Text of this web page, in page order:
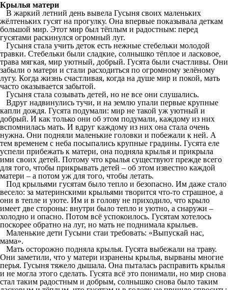
Крылья матери
В жаркий летний день вывела Гусыня своих маленьких
жёлтеньких гусят на прогулку. Она впервые показывала деткам
большой мир. Этот мир был тёплым и радостным: перед
гусятами раскинулся огромный луг.
Гусыня стала учить деток есть нежные стебельки молодой
травки. Стебельки были сладкие, солнышко тёплое и ласковое,
трава мягкая, мир уютный, добрый. Гусята были счастливы. Они
забыли о матери и стали расходиться по огромному зелёному
лугу. Когда жизнь счастливая, когда на душе мир и покой, мать
часто оказывается забытой.
Гусыня стала созывать детей, но не все они слушались.
Вдруг надвинулись тучи, и на землю упали первые крупные
капли дождя. Гусята подумали: мир не такой уж уютный и
добрый. И как только они об этом подумали, каждому из них
вспомнилась мать. И вдруг каждому из них она стала очень
нужна. Они подняли маленькие головки и побежали к ней. А
тем временем с неба посыпались крупные градины. Гусята еле
успели прибежать к матери, она подняла крылья и прикрыла
ими своих детей. Потому что крылья существуют прежде всего
для того, чтобы прикрывать детей – об этом известно каждой
матери – а потом уж для того, чтобы летать.
Под крыльями гусятам было тепло и безопасно. Им даже стало
весело: за материнскими крыльями творится что-то страшное, а
они в тепле и уюте. Им и в голову не приходило, что крыло
имеет две стороны: внутри было тепло и уютно, а снаружи –
холодно и опасно. Потом всё успокоилось. Гусятам хотелось
поскорее обратно на луг, но мать не поднимала крыльев.
Маленькие дети Гусыни стаи требовать: «Выпускай нас,
мама».
Мать осторожно подняла крылья. Гусята выбежали на траву.
Они заметили, что у матери изранены крылья, вырваны многие
перья. Гусыня тяжело дышала. Она пыталась расправить крылья
и не могла этого сделать. Гусята всё это понимали, но мир снова
стал таким радостным и добрым, солнышко снова было таким